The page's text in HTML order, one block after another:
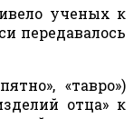
ученых к
передавалось
«тавро»)
отца» к